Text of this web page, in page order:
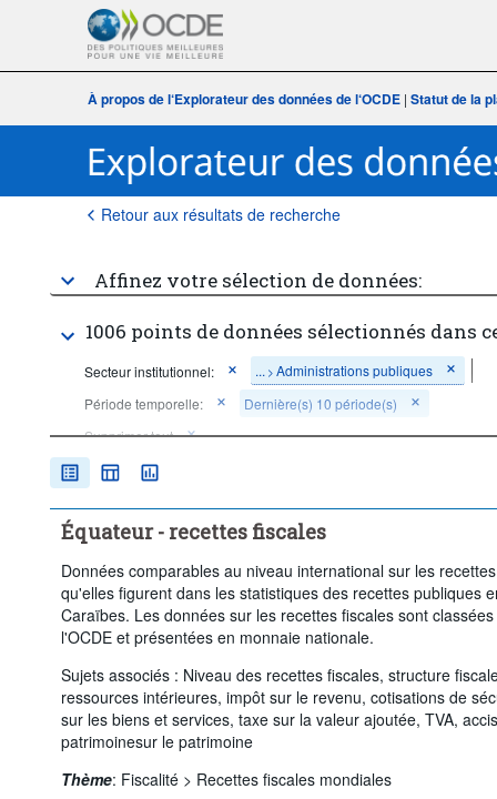
À propos de l‘Explorateur des données de l‘OCDE | Statut de la
Retour aux résultats de recherche
Affinez votre sélection de données:
1006 points de données sélectionnés dans
Secteur institutionnel: ... > Administrations publiques
Période temporelle:
Dernière(s) 10 période(s)
Supprimer tout
Équateur - recettes fiscales
Données comparables au niveau international sur les
qu'elles figurent dans les statistiques des recettes publiques
Caraïbes. Les données sur les recettes fiscales sont
l'OCDE et présentées en monnaie nationale.
Sujets associés : Niveau des recettes fiscales, structure
ressources intérieures, impôt sur le revenu, cotisations de
sur les biens et services, taxe sur la valeur ajoutée, TVA,
patrimoinesur le patrimoine
Thème: Fiscalité > Recettes fiscales mondiales